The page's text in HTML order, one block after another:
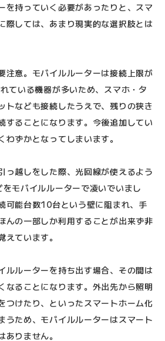
を持っていく必要があったりと、スマ
際しては、あまり現実的な選択肢とは
注意。モバイルルーターは接続上限が
ている機器が多いため、スマホ・タ
トなども接続したうえで、残りの狭き
することになります。今後追加してい
ずかとなってしまいます。
っ越しをした際、光回線が使えるよう
モバイルルーターで凌いでいまし
可能台数10台という壁に阻まれ、手
んの一部しか利用することが出来ず非
ています。
ルルーターを持ち出す場合、その間は
なることになります。外出先から照明
つけたり、といったスマートホーム化
うため、モバイルルーターはスマート
りません。